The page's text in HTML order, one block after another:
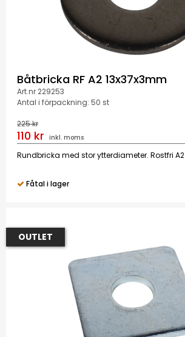
Båtbricka RF A2 13x37x3mm
Art.nr 229253
Antal i förpackning: 50 st
225 kr
110 kr inkl. moms
Rundbricka med stor ytterdiameter. Rostfri A2
Fåtal i lager
OUTLET